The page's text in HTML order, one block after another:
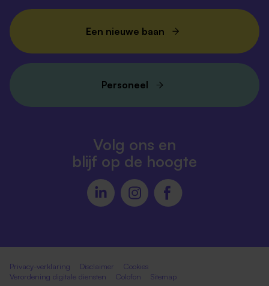
Een nieuwe baan
Personeel
Volg ons en
blijf op de hoogte
Privacy-verklaring Disclaimer
Cookies
Verordening digitale diensten
Colofon Sitemap